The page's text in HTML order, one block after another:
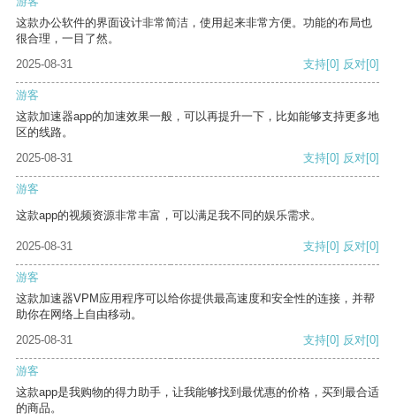
这款办公软件的界面设计非常简洁，使用起来非常方便。功能的布局也
很合理，一目了然。
2025-08-31
支持[0] 反对[0]
游客
这款加速器app的加速效果一般，可以再提升一下，比如能够支持更多地
区的线路。
2025-08-31
支持[0] 反对[0]
游客
这款app的视频资源非常丰富，可以满足我不同的娱乐需求。
2025-08-31 支持[0] 反对[0]
游客
这款加速器VPM应用程序可以给你提供最高速度和安全性的连接，并帮
助你在网络上自由移动。
2025-08-31
支持[0] 反对[0]
游客
这款app是我购物的得力助手，让我能够找到最优惠的价格，买到最合适
的商品。